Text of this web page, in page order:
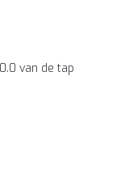
van de tap